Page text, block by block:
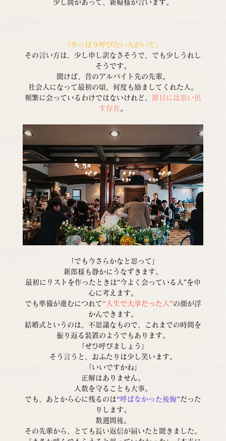
少し間があって、新婦様が言います。
「やっぱり呼びたい人がいて」
その言い方は、少し申し訳なさそうで、でも少しうれし
そうです。
聞けば、昔のアルバイト先の先輩。
社会人になって最初の頃、何度も励ましてくれた人。
頻繁に会っているわけではないけれど、 節目には思い出
す存在。
「でも今さらかなと思って」
新郎様も静かにうなずきます。
最初にリストを作ったときは“今よく会っている人”を中
心に考えます。
でも準備が進むにつれて“人生で大事だった人”の顔が浮
かんできます。
結婚式というのは、不思議なもので、これまでの時間を
振り返る装置のようでもあります。
「ぜひ呼びましょう」
そう言うと、おふたりは少し笑います。
「いいですかね」
正解はありません。
人数を守ることも大事。
でも、あとから心に残るのは“呼ばなかった後悔”だった
りします。
数週間後。
その先輩から、とても長い返信が届いたと聞きました。